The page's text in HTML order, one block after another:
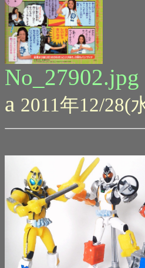
No_27902.jpg
a 2011年12/28(